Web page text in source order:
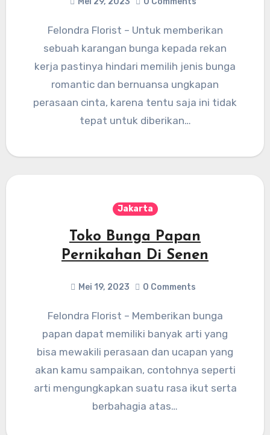
Felondra Florist – Untuk memberikan
sebuah karangan bunga kepada rekan
kerja pastinya hindari memilih jenis bunga
romantic dan bernuansa ungkapan
perasaan cinta, karena tentu saja ini tidak
tepat untuk diberikan…
Jakarta
Toko Bunga Papan
Pernikahan Di Senen
Mei 19, 2023 0 Comments
Felondra Florist – Memberikan bunga
papan dapat memiliki banyak arti yang
bisa mewakili perasaan dan ucapan yang
akan kamu sampaikan, contohnya seperti
arti mengungkapkan suatu rasa ikut serta
berbahagia atas…